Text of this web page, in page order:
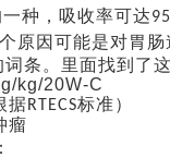
种，吸收率可达
原因可能是对胃
词条。里面找到了
kg/20W-C
据RTECS标准）
瘤